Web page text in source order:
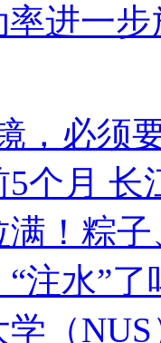
进一步
，必须
个月 长
！粽
注水”了
（